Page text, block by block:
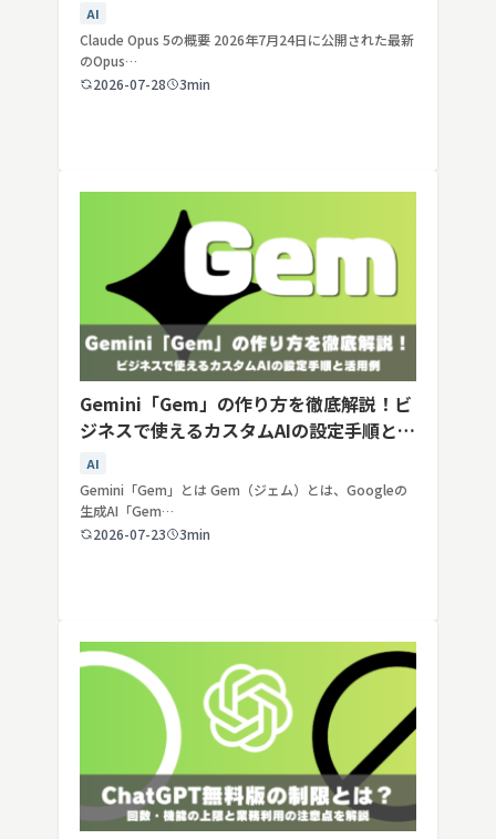
AI
Claude Opus 5の概要 2026年7月24日に公開された最新
のOpus…
2026-07-28
3min
Gemini「Gem」の作り方を徹底解説！ビ
ジネスで使えるカスタムAIの設定手順と活
用例
AI
Gemini「Gem」とは Gem（ジェム）とは、Googleの
生成AI「Gem…
2026-07-23
3min